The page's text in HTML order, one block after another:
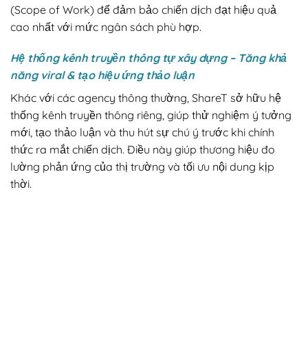
(Scope of Work) để đảm bảo chiến dịch đạt hiệu quả
cao nhất với mức ngân sách phù hợp.
Hệ thống kênh truyền thông tự xây dựng – Tăng khả
năng viral & tạo hiệu ứng thảo luận
Khác với các agency thông thường, ShareT sở hữu hệ
thống kênh truyền thông riêng, giúp thử nghiệm ý tưởng
mới, tạo thảo luận và thu hút sự chú ý trước khi chính
thức ra mắt chiến dịch. Điều này giúp thương hiệu đo
lường phản ứng của thị trường và tối ưu nội dung kịp
thời.